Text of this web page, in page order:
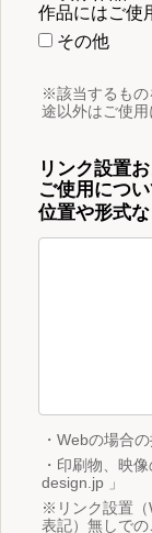
作品にはご使
その他
※該当するもの
途以外はご使用
リンク設置
ご使用につ
位置や形式
・Webの場合
・印刷物、映
design.jp 」
※リンク設置（
表記）無しでの